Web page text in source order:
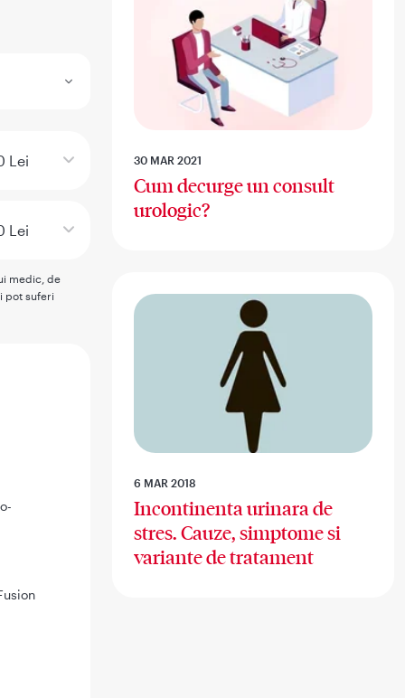
Lei
Lei
medic, de
pot suferi
30 MAR 2021
Cum decurge un consult
urologic?
6 MAR 2018
Incontinenta urinara de
stres. Cauze, simptome si
variante de tratament